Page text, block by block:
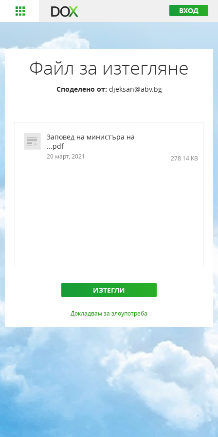
ВХОД
Файл за изтегляне
Споделено от: djeksan@abv.bg
Заповед на министъра на
...pdf
20 март, 2021 278.14 KB
ИЗТЕГЛИ
Докладвам за злоупотреба